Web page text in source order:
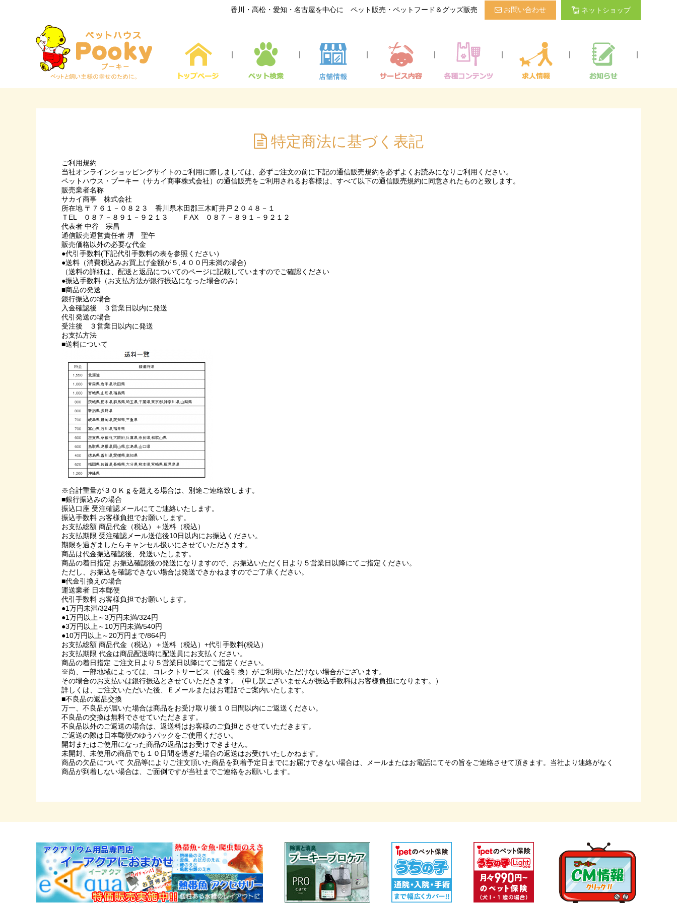
香川・高松・愛知・名古屋を中心に ペット販売・ペットフード＆グッズ販売 お問い合わせ ネットショップ
｜ ｜ ｜ ｜ ｜ ｜ ｜
特定商法に基づく表記
ご利用規約
当社オンラインショッピングサイトのご利用に際しましては、必ずご注文の前に下記の通信販売規約を必ずよくお読みになりご利用ください。
ペットハウス・プーキー（サカイ商事株式会社）の通信販売をご利用されるお客様は、すべて以下の通信販売規約に同意されたものと致します。
販売業者名称
サカイ商事 株式会社
所在地 〒７６１－０８２３ 香川県木田郡三木町井戸２０４８－１
ＴEL ０８７－８９１－９２１３ ＦAX ０８７－８９１－９２１２
代表者 中谷 宗昌
通信販売運営責任者 堺 聖午
販売価格以外の必要な代金
●代引手数料(下記代引手数料の表を参照ください）
●送料（消費税込みお買上げ金額が５,４００円未満の場合)
（送料の詳細は、配送と返品についてのページに記載していますのでご確認ください
●振込手数料（お支払方法が銀行振込になった場合のみ）
■商品の発送
銀行振込の場合
入金確認後 ３営業日以内に発送
代引発送の場合
受注後 ３営業日以内に発送
お支払方法
■送料について
※合計重量が３０Ｋｇを超える場合は、別途ご連絡致します。
■銀行振込みの場合
振込口座 受注確認メールにてご連絡いたします。
振込手数料 お客様負担でお願いします。
お支払総額 商品代金（税込）＋送料（税込）
お支払期限 受注確認メール送信後10日以内にお振込ください。
期限を過ぎましたらキャンセル扱いにさせていただきます。
商品は代金振込確認後、発送いたします。
商品の着日指定 お振込確認後の発送になりますので、お振込いただく日より５営業日以降にてご指定ください。
ただし、お振込を確認できない場合は発送できかねますのでご了承ください。
■代金引換えの場合
運送業者 日本郵便
代引手数料 お客様負担でお願いします。
●1万円未満/324円
●1万円以上～3万円未満/324円
●3万円以上～10万円未満/540円
●10万円以上～20万円まで/864円
お支払総額 商品代金（税込）＋送料（税込）+代引手数料(税込）
お支払期限 代金は商品配送時に配送員にお支払ください。
商品の着日指定 ご注文日より５営業日以降にてご指定ください。
※尚、一部地域によっては、コレクトサービス（代金引換）がご利用いただけない場合がございます。
その場合のお支払いは銀行振込とさせていただきます。（申し訳ございませんが振込手数料はお客様負担になります。）
詳しくは、ご注文いただいた後、Ｅメールまたはお電話でご案内いたします。
■不良品の返品交換
万一、不良品が届いた場合は商品をお受け取り後１０日間以内にご返送ください。
不良品の交換は無料でさせていただきます。
不良品以外のご返送の場合は、返送料はお客様のご負担とさせていただきます。
ご返送の際は日本郵便のゆうパックをご使用ください。
開封またはご使用になった商品の返品はお受けできません。
未開封、未使用の商品でも１０日間を過ぎた場合の返送はお受けいたしかねます。
商品の欠品について 欠品等によりご注文頂いた商品を到着予定日までにお届けできない場合は、メールまたはお電話にてその旨をご連絡させて頂きます。当社より連絡がなく
商品が到着しない場合は、ご面倒ですが当社までご連絡をお願いします。